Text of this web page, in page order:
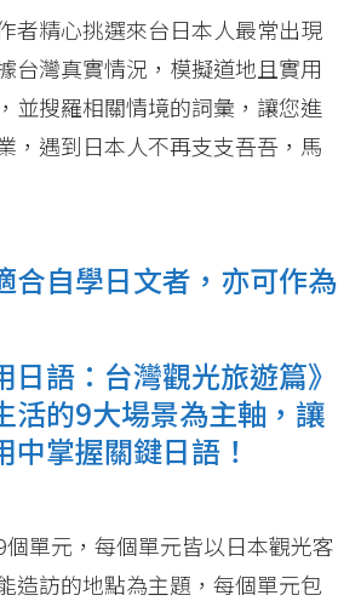
精心挑選來台日本人最常出現
台灣真實情況，模擬道地且實用
並搜羅相關情境的詞彙，讓您進
，遇到日本人不再支支吾吾，馬
自學日文者，亦可作為
語：台灣觀光旅遊篇》
活的9大場景為主軸，讓
中掌握關鍵日語！
單元，每個單元皆以日本觀光客
造訪的地點為主題，每個單元包